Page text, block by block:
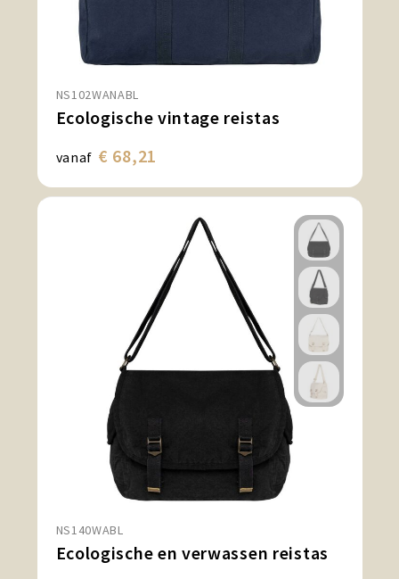
NS102WANABL
Ecologische vintage reistas
vanaf € 68,21
NS140WABL
Ecologische en verwassen reistas